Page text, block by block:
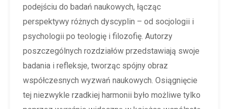
podejściu do badań naukowych, łącząc
perspektywy różnych dyscyplin – od socjologii i
psychologii po teologię i filozofię. Autorzy
poszczególnych rozdziałów przedstawiają swoje
badania i refleksje, tworząc spójny obraz
współczesnych wyzwań naukowych. Osiągnięcie
tej niezwykle rzadkiej harmonii było możliwe tylko